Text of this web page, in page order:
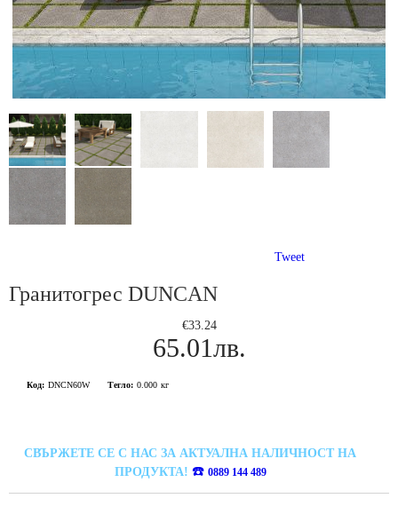
Tweet
Гранитогрес DUNCAN
€33.24
65.01лв.
Код: DNCN60W Тегло: 0.000 кг
СВЪРЖЕТЕ СЕ С НАС ЗА АКТУАЛНА НАЛИЧНОСТ НА
ПРОДУКТА! ☎️ 0889 144 489